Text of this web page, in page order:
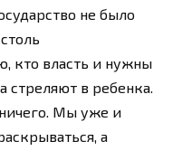
не было
кто власть и нужны
стреляют в ребенка.
ничего. Мы уже и
а